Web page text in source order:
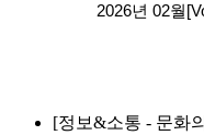
2026년 02월
[정보&소통 - 문화